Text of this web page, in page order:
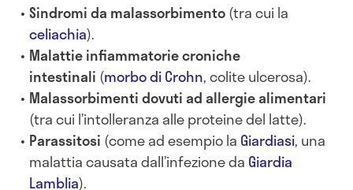
Sindromi da malassorbimento(tra cui la
celiachia).
Malattie infiammatorie croniche
intestinali (morbo di Crohn, colite ulcerosa).
Malassorbimenti dovuti ad allergie alimentari
(tra cui l’intolleranza alle proteine del latte).
Parassitosi (come ad esempio la Giardiasi, una
malattia causata dall’infezione da Giardia
Lamblia).